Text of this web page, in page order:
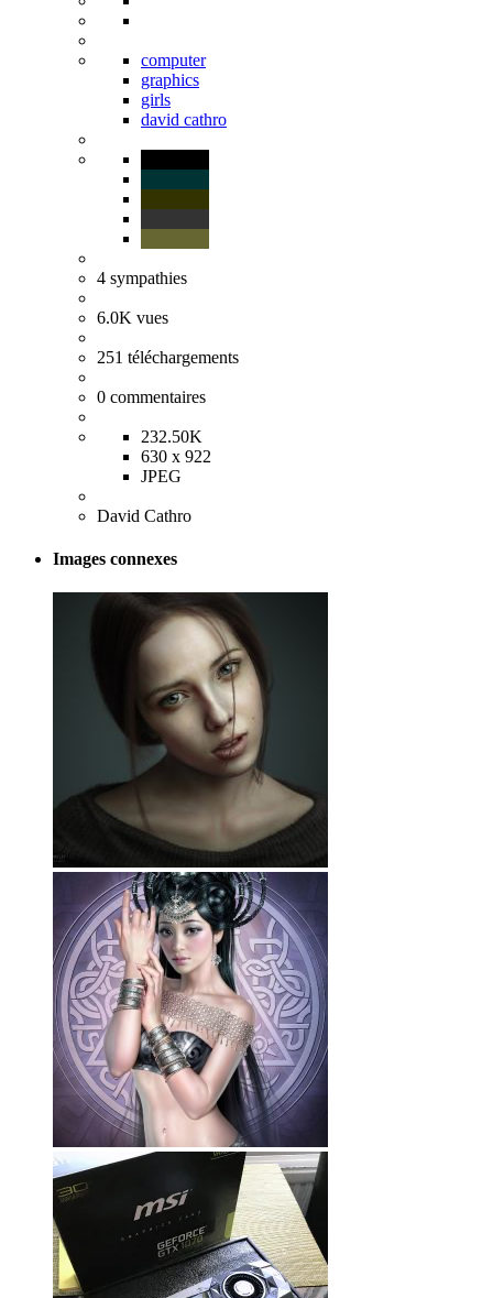
computer
graphics
girls
david cathro
4 sympathies
6.0K vues
251 téléchargements
0 commentaires
232.50K
630 x 922
JPEG
David Cathro
Images connexes